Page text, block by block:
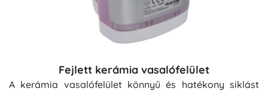
Fejlett kerámia vasalófelület
A kerámia vasalófelület könnyű és hatékony siklást